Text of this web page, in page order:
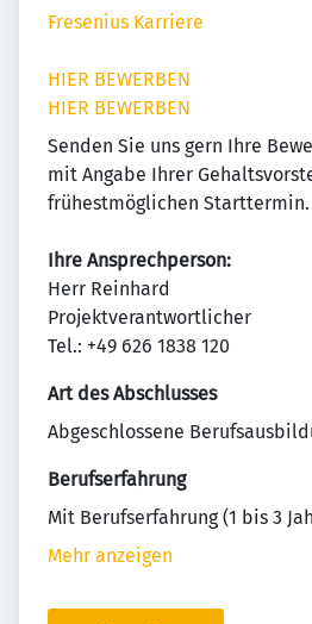
Fresenius Karriere
HIER BEWERBEN
HIER BEWERBEN
Senden Sie uns gern Ihre
mit Angabe Ihrer
frühestmöglichen Starttermin.
Ihre Ansprechperson:
Herr Reinhard
Projektverantwortlicher
Tel.: +49 626 1838 120
Art des Abschlusses
Abgeschlossene
Berufserfahrung
Mit Berufserfahrung (1 bis 3
Mehr anzeigen